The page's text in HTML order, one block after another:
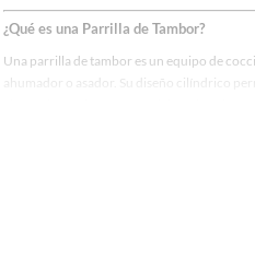
¿Qué es una Parrilla de Tambor?
Una parrilla de tambor es un equipo de
ahumador o asador. Su diseño cilíndrico